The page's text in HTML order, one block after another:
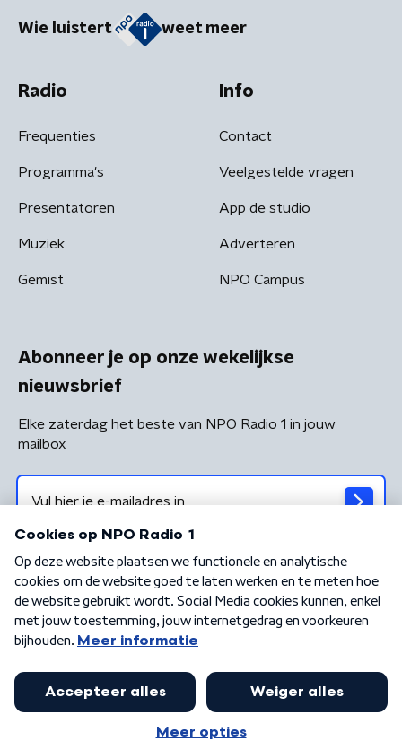
Wie luistert weet meer
Radio
Frequenties
Programma's
Presentatoren
Muziek
Gemist
Info
Contact
Veelgestelde vragen
App de studio
Adverteren
NPO Campus
Abonneer je op onze wekelijkse
nieuwsbrief
Elke zaterdag het beste van NPO Radio 1 in jouw
mailbox
Algemene voorwaarden